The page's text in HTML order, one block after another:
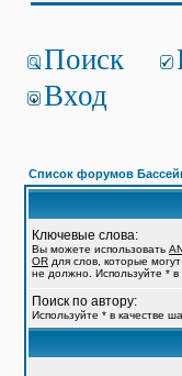
Поиск
Вход
Список форумов
Ключевые слова:
Вы можете использовать
OR для слов, которые
не должно. Используйте * в
Поиск по автору:
Используйте * в качестве